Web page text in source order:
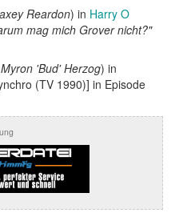
Reardon) in Harry O
mag mich Grover nicht?"
'Bud' Herzog) in
(TV 1990)] in Episode